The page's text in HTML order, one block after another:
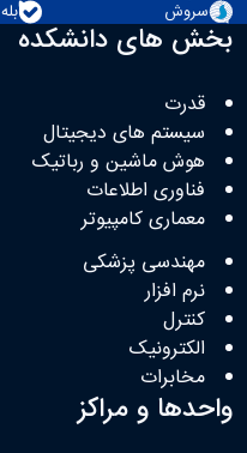
سروش
بله
بخش های دانشکده
قدرت
سیستم های دیجیتال
هوش ماشین و رباتیک
فناوری اطلاعات
معماری کامپیوتر
مهندسی پزشکی
نرم افزار
کنترل
الکترونیک
مخابرات
واحدها و مراکز